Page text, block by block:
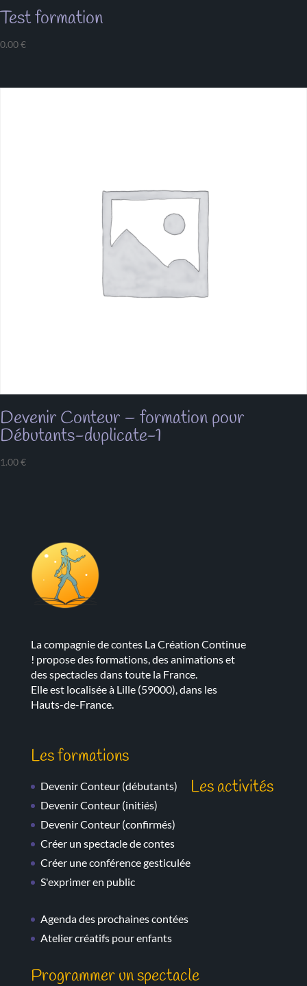
Test formation
0.00€
Devenir Conteur – formation pour
Débutants-duplicate-1
1.00€
La compagnie de contes La Création Continue
! propose des formations, des animations et
des spectacles dans toute la France.
Elle est localisée à Lille (59000), dans les
Hauts-de-France.
Les formations
Devenir Conteur(débutants)
Devenir Conteur(initiés)
Devenir Conteur(confirmés)
Créer un spectacle de contes
Créer une conférence gesticulée
S'exprimer en public
Les activités
Agenda des prochaines contées
Atelier créatifs pour enfants
Programmer un spectacle